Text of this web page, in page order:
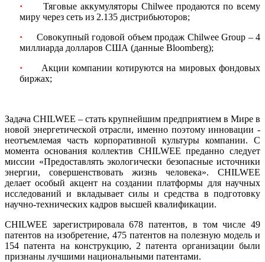
·
Тяговые аккумуляторы Chilwee продаются по всему
миру через сеть из 2.135 дистрибьюторов;
·
Совокупный годовой объем продаж Chilwee Group – 4
миллиарда долларов США (данные Bloomberg);
·
Акции компании котируются на мировых фондовых
биржах;
Задача CHILWEE – стать крупнейшим предприятием в Мире в
новой энергетической отрасли, именно поэтому инновации -
неотъемлемая часть корпоративной культуры компании. С
момента основания коллектив CHILWEE преданно следует
миссии «Предоставлять экологически безопасные источники
энергии, совершенствовать жизнь человека». CHILWEE
делает особый акцент на создании платформы для научных
исследований и вкладывает силы и средства в подготовку
научно-технических кадров высшей квалификации.
CHILWEE зарегистрировала 678 патентов, в том числе 49
патентов на изобретение, 475 патентов на полезную модель и
154 патента на конструкцию, 2 патента организации были
признаны лучшими национальными патентами.